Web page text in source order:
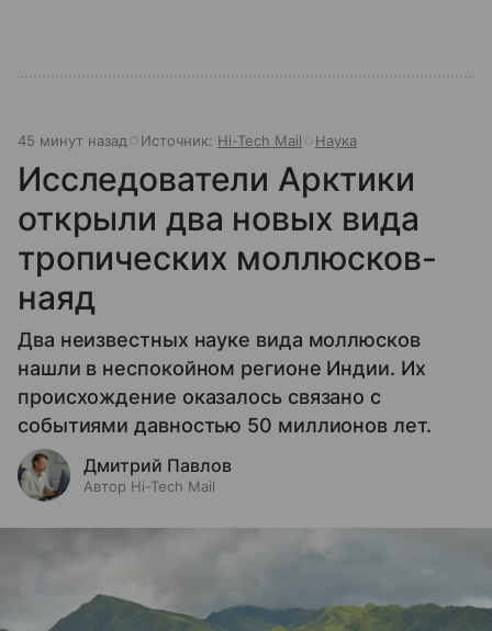
45 минут назад Источник: Hi-Tech Mail Наука
Исследователи Арктики
открыли два новых вида
тропических моллюсков-
наяд
Два неизвестных науке вида моллюсков
нашли в неспокойном регионе Индии. Их
происхождение оказалось связано с
событиями давностью 50 миллионов лет.
Дмитрий Павлов
Автор Hi-Tech Mail